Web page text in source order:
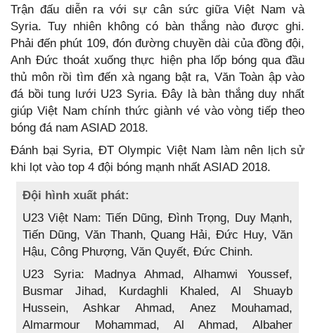
Trận đấu diễn ra với sự cân sức giữa Việt Nam và
Syria. Tuy nhiên không có bàn thắng nào được ghi.
Phải đến phút 109, đón đường chuyền dài của đồng đội,
Anh Đức thoát xuống thực hiện pha lốp bóng qua đầu
thủ môn rồi tìm đến xà ngang bật ra, Văn Toàn ập vào
đá bồi tung lưới U23 Syria. Đây là bàn thắng duy nhất
giúp Việt Nam chính thức giành vé vào vòng tiếp theo
bóng đá nam ASIAD 2018.
Đánh bại Syria, ĐT Olympic Việt Nam làm nên lịch sử
khi lọt vào top 4 đội bóng mạnh nhất ASIAD 2018.
Đội hình xuất phát:
U23 Việt Nam: Tiến Dũng, Đình Trọng, Duy Mạnh,
Tiến Dũng, Văn Thanh, Quang Hải, Đức Huy, Văn
Hậu, Công Phượng, Văn Quyết, Đức Chinh.
U23 Syria: Madnya Ahmad, Alhamwi Youssef,
Busmar Jihad, Kurdaghli Khaled, Al Shuayb
Hussein, Ashkar Ahmad, Anez Mouhamad,
Almarmour Mohammad, Al Ahmad, Albaher